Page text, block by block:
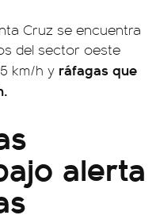
Cruz se encuentra
del sector oeste
km/h y ráfagas que
alerta